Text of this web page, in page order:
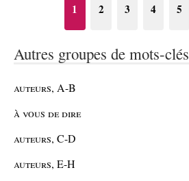
1 2 3 4 5
Autres groupes de mots-clés
auteurs, A-B
à vous de dire
auteurs, C-D
auteurs, E-H